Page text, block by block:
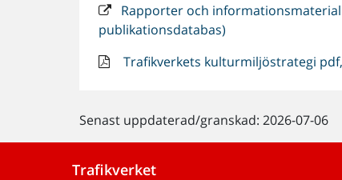
Rapporter och
publikationsdatabas)
Trafikverkets kulturmiljöstrategi
Senast uppdaterad/granskad: 2026-07-06
Trafikverket